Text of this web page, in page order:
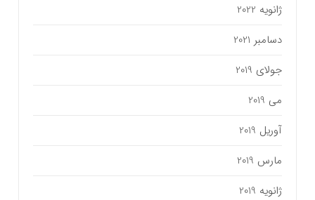
ژانویه 2022
دسامبر 2021
جولای 2019
می 2019
آوریل 2019
مارس 2019
ژانویه 2019